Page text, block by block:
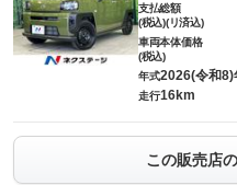
支払総額
(税込)(リ済込)
車両本体価格
(税込)
年式2026(令和8)
走行16km
この販売店